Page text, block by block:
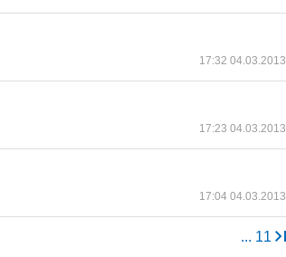
17:32 04.03.2013
17:23 04.03.2013
17:04 04.03.2013
... 11